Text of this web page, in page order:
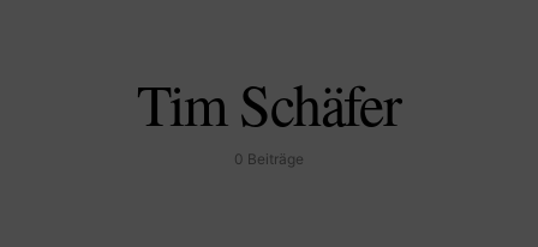
Tim Schäfer
0 Beiträge